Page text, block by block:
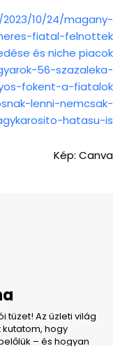
10/24/magany-
fiatal-felnottek
és niche piacok
56-szazaleka-
fokent-a-fiatalok
lenni-nemcsak-
hatasu-is
Kép: Canva
tüzet! Az üzleti világ
hogy
– és hogyan